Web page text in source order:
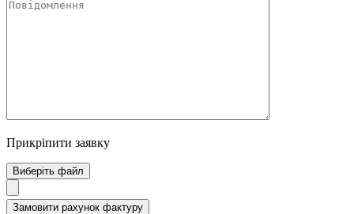
Прикріпити заявку
Виберіть файл